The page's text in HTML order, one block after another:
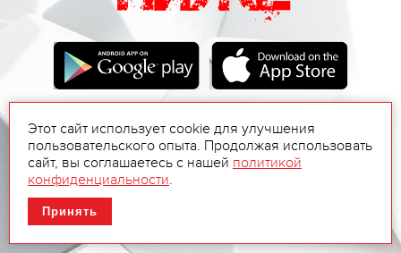
Этот сайт использует cookie для улучшения
пользовательского опыта. Продолжая использовать
сайт, вы соглашаетесь с нашей политикой
конфиденциальности.
Принять